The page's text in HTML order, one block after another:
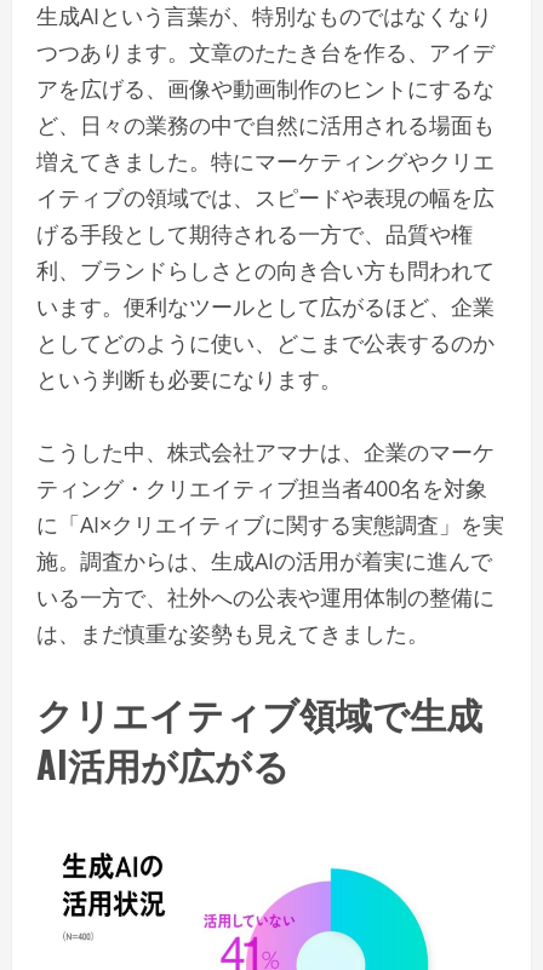
生成AIという言葉が、特別なものではなくなり
つつあります。文章のたたき台を作る、アイデ
アを広げる、画像や動画制作のヒントにするな
ど、日々の業務の中で自然に活用される場面も
増えてきました。特にマーケティングやクリエ
イティブの領域では、スピードや表現の幅を広
げる手段として期待される一方で、品質や権
利、ブランドらしさとの向き合い方も問われて
います。便利なツールとして広がるほど、企業
としてどのように使い、どこまで公表するのか
という判断も必要になります。
こうした中、株式会社アマナは、企業のマーケ
ティング・クリエイティブ担当者400名を対象
に「AI×クリエイティブに関する実態調査」を実
施。調査からは、生成AIの活用が着実に進んで
いる一方で、社外への公表や運用体制の整備に
は、まだ慎重な姿勢も見えてきました。
クリエイティブ領域で生成
AI活用が広がる